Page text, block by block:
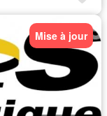
Mise à jour